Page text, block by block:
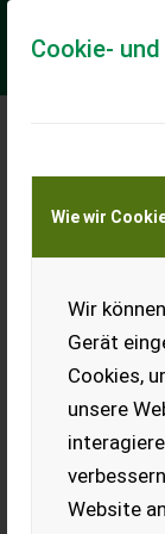
Cookie-
Wie wir
Wir
Gerät
Cookies,
unsere
Website
Aufnahme und ...
EUR 159.480